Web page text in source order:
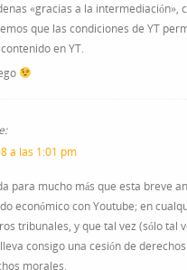
«gracias a la intermediación»,
que las condiciones de YT
en YT.
a las 1:01 pm
para mucho más que esta breve
económico con Youtube; en
tribunales, y que tal vez (sólo tal
consigo una cesión de
morales.